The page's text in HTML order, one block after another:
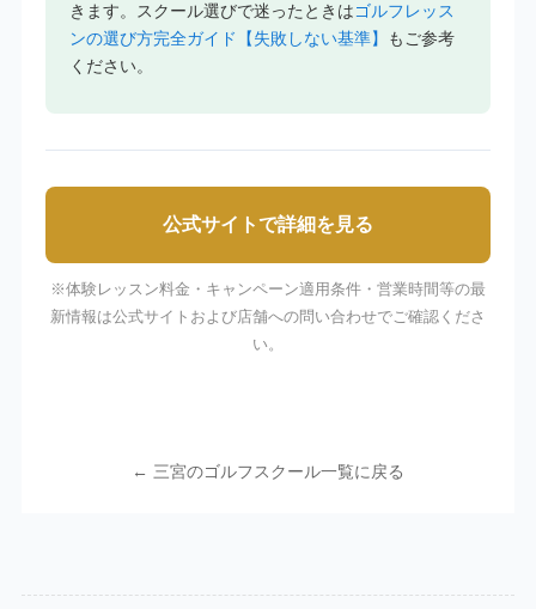
きます。スクール選びで迷ったときはゴルフレッス
ンの選び方完全ガイド【失敗しない基準】
もご参考
ください。
公式サイトで詳細を見る
※体験レッスン料金・キャンペーン適用条件・営業時間等の最
新情報は公式サイトおよび店舗への問い合わせでご確認くださ
い。
← 三宮のゴルフスクール一覧に戻る